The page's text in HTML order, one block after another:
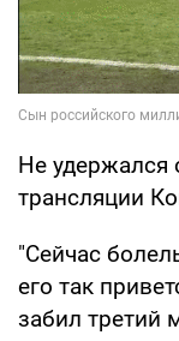
Не удержался
трансляции
"Сейчас
его так
забил третий